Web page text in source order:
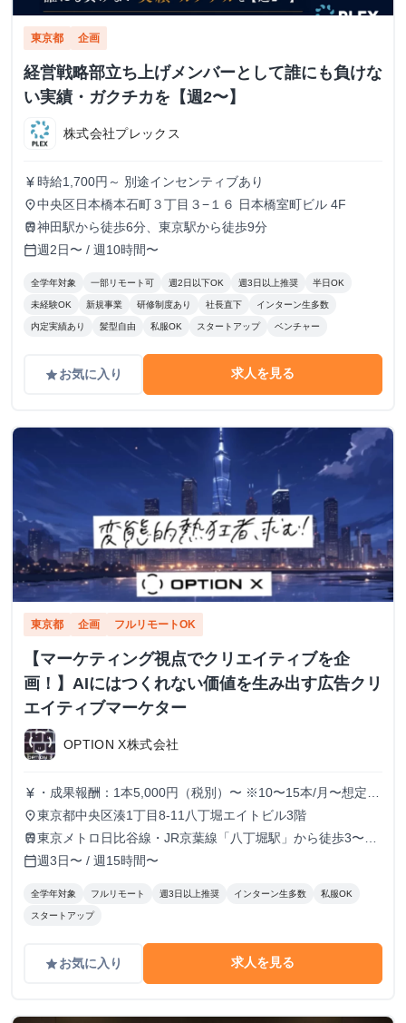
東京都 企画
経営戦略部立ち上げメンバーとして誰にも負けな
い実績・ガクチカを【週2〜】
株式会社プレックス
currency_yen 時給1,700円～ 別途インセンティブあり
place中央区日本橋本石町３丁目３−１６ 日本橋室町ビル 4F
train神田駅から徒歩6分、東京駅から徒歩9分
calendar_today週2日〜 / 週10時間〜
全学年対象 一部リモート可 週2日以下OK 週3日以上推奨 半日OK
未経験OK 新規事業 研修制度あり 社長直下 インターン生多数
内定実績あり 髪型自由 私服OK スタートアップ ベンチャー
gradeお気に入り 求人を見る
東京都 企画 フルリモートOK
【マーケティング視点でクリエイティブを企
画！】AIにはつくれない価値を生み出す広告クリ
エイティブマーケター
OPTION X株式会社
currency_yen ・成果報酬：1本5,000円（税別）〜 ※10〜15本/月〜想定
※経験、実績、能力等によって変動 ※トライアル期間の場
合変動あり
place東京都中央区湊1丁目8-11八丁堀エイトビル3階
train東京メトロ日比谷線・JR京葉線「八丁堀駅」から徒歩3〜6
分
calendar_today週3日〜 / 週15時間〜
全学年対象 フルリモート 週3日以上推奨 インターン生多数 私服OK
スタートアップ
gradeお気に入り 求人を見る